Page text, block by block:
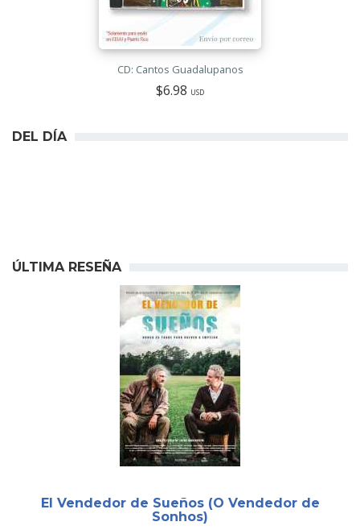
CD: Cantos Guadalupanos
$6.98 USD
DEL DÍA
ÚLTIMA RESEÑA
El Vendedor de Sueños (O Vendedor de
Sonhos)